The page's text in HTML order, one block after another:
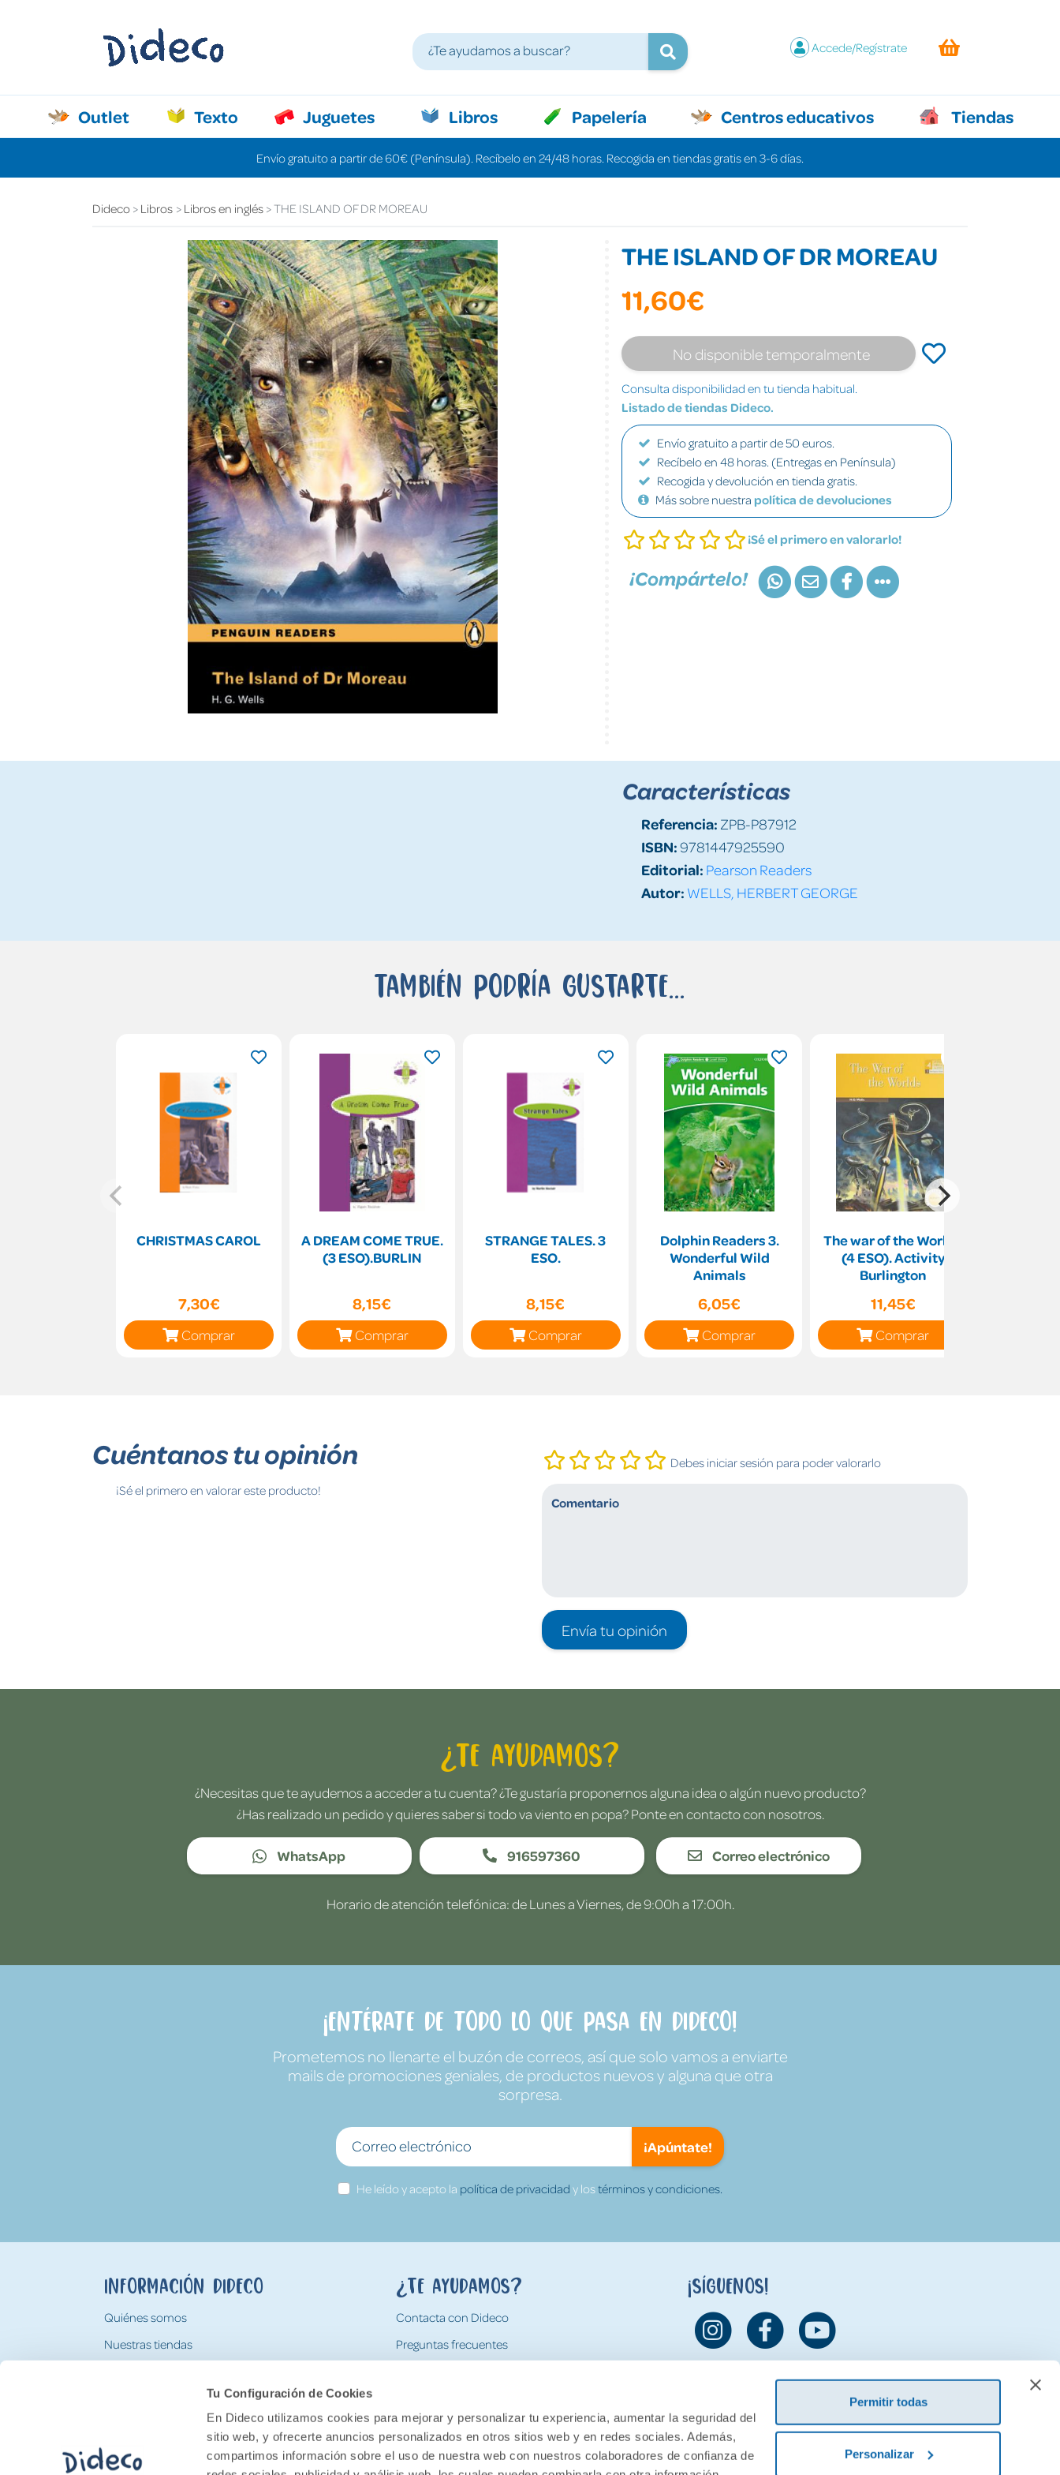
Tu Configuración de Cookies
En Dideco utilizamos cookies para mejorar y personalizar tu experiencia, aumentar la seguridad del
sitio web, y ofrecerte anuncios personalizados en otros sitios web y en redes sociales. Además,
compartimos información sobre el uso de nuestra web con nuestros colaboradores de confianza de
Permitir todas
Personalizar
Accede/Regístrate
Outlet Texto Juguetes Libros Papelería Centros educativos Tiendas
Envío gratuito a partir de 60€ (Península). Recíbelo en 24/48 horas. Recogida en tiendas gratis en 3-6 días.
Dideco Libros Libros en inglés THE ISLAND OF DR MOREAU
THE ISLAND OF DR MOREAU
11,60€
No disponible temporalmente
Consulta disponibilidad en tu tienda habitual.
Listado de tiendas Dideco.
Envío gratuito a partir de 50 euros.
Recíbelo en 48 horas. (Entregas en Península)
Recogida y devolución en tienda gratis.
Más sobre nuestra política de devoluciones
¡Sé el primero en valorarlo!
¡Compártelo!
Características
Referencia: ZPB-P87912
ISBN:9781447925590
Editorial: Pearson Readers
Autor: WELLS, HERBERT GEORGE
También podría gustarte...
CHRISTMAS CAROL
7,30€
Comprar
A DREAM COME TRUE.
(3 ESO).BURLIN
8,15€
Comprar
STRANGE TALES. 3
ESO.
8,15€
Comprar
Dolphin Readers 3.
Wonderful Wild
Animals
6,05€
Comprar
The war of the Worlds
(4 ESO). Activity
Burlington
11,45€
Comprar
Cuéntanos tu opinión
¡Sé el primero en valorar este producto!
Debes iniciar sesión para poder valorarlo
Envía tu opinión
¿Te ayudamos?
¿Necesitas que te ayudemos a acceder a tu cuenta? ¿Te gustaría proponernos alguna idea o algún nuevo producto?
¿Has realizado un pedido y quieres saber si todo va viento en popa? Ponte en contacto con nosotros.
WhatsApp 916597360 Correo electrónico
Horario de atención telefónica: de Lunes a Viernes, de 9:00h a 17:00h.
¡Entérate de todo lo que pasa en Dideco!
Prometemos no llenarte el buzón de correos, así que solo vamos a enviarte
mails de promociones geniales, de productos nuevos y alguna que otra
sorpresa.
¡Apúntate!
He leído y acepto la política de privacidad y lostérminos y condiciones.
Información Dideco
Quiénes somos
Nuestras tiendas
Tarjeta Regalo Dideco
¿Te ayudamos?
Contacta con Dideco
Preguntas frecuentes
Devoluciones
¡Síguenos!